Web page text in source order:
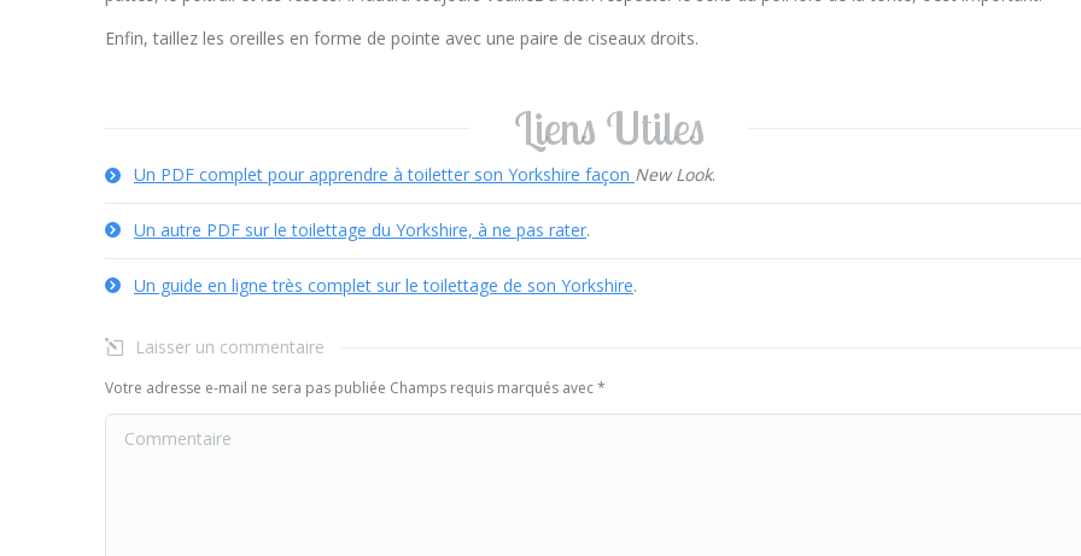
Enfin, taillez les oreilles en forme de pointe avec une paire de ciseaux droits.
Liens Utiles
Un PDF complet pour apprendre à toiletter son Yorkshire façon New Look.
Un autre PDF sur le toilettage du Yorkshire, à ne pas rater.
Un guide en ligne très complet sur le toilettage de son Yorkshire.
Laisser un commentaire
Votre adresse e-mail ne sera pas publiée Champs requis marqués avec*
Commentaire